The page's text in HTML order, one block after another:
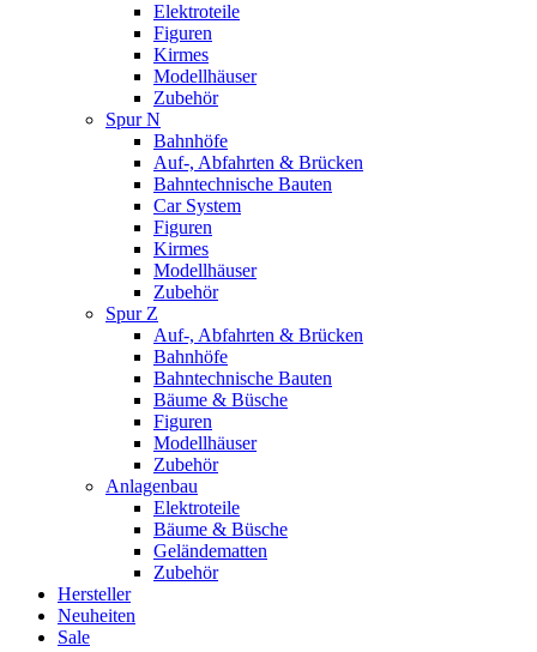
Elektroteile
Figuren
Kirmes
Modellhäuser
Zubehör
Spur N
Bahnhöfe
Auf-, Abfahrten & Brücken
Bahntechnische Bauten
Car System
Figuren
Kirmes
Modellhäuser
Zubehör
Spur Z
Auf-, Abfahrten & Brücken
Bahnhöfe
Bahntechnische Bauten
Bäume & Büsche
Figuren
Modellhäuser
Zubehör
Anlagenbau
Elektroteile
Bäume & Büsche
Geländematten
Zubehör
Hersteller
Neuheiten
Sale